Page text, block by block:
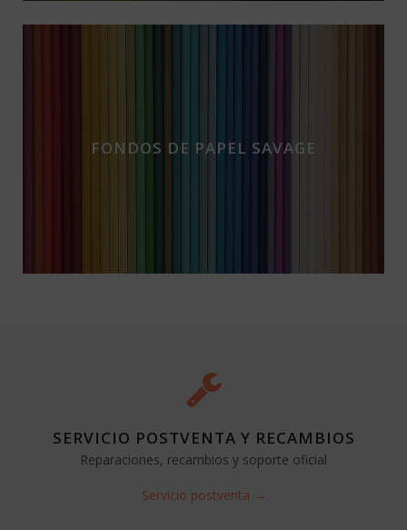
FONDOS DE PAPEL SAVAGE
SERVICIO POSTVENTA Y RECAMBIOS
Reparaciones, recambios y soporte oficial
Servicio postventa →